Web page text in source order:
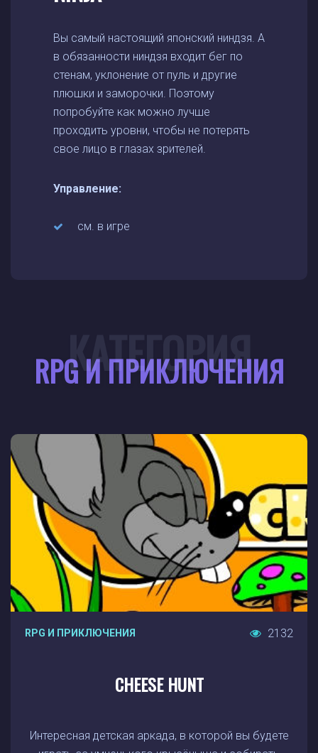
Вы самый настоящий японский ниндзя. А
в обязанности ниндзя входит бег по
стенам, уклонение от пуль и другие
плюшки и заморочки. Поэтому
попробуйте как можно лучше
проходить уровни, чтобы не потерять
свое лицо в глазах зрителей.
Управление:
см. в игре
RPG И ПРИКЛЮЧЕНИЯ
КАТЕГОРИЯ
RPG И ПРИКЛЮЧЕНИЯ 2132
CHEESE HUNT
Интересная детская аркада, в которой вы будете